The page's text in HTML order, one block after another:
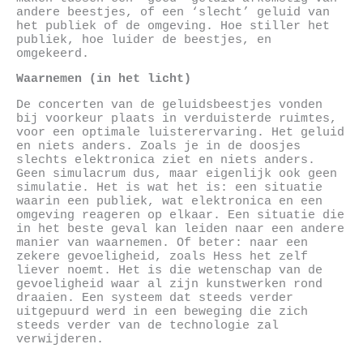
andere beestjes, of een ‘slecht’ geluid van
het publiek of de omgeving. Hoe stiller het
publiek, hoe luider de beestjes, en
omgekeerd.
Waarnemen (in het licht)
De concerten van de geluidsbeestjes vonden
bij voorkeur plaats in verduisterde ruimtes,
voor een optimale luisterervaring. Het geluid
en niets anders. Zoals je in de doosjes
slechts elektronica ziet en niets anders.
Geen simulacrum dus, maar eigenlijk ook geen
simulatie. Het is wat het is: een situatie
waarin een publiek, wat elektronica en een
omgeving reageren op elkaar. Een situatie die
in het beste geval kan leiden naar een andere
manier van waarnemen. Of beter: naar een
zekere gevoeligheid, zoals Hess het zelf
liever noemt. Het is die wetenschap van de
gevoeligheid waar al zijn kunstwerken rond
draaien. Een systeem dat steeds verder
uitgepuurd werd in een beweging die zich
steeds verder van de technologie zal
verwijderen.